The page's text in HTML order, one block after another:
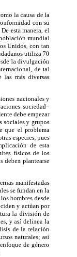
la causa de la
con su
esta manera, el
mundial
Unidos, con tan
utiliza 70
la divulgación
de tal
las más diversas
nacionales y
sociedad–
debe empezar
sociales y grupos
que el problema
especies, pues
de esta
físicos de los
deben plantearse
manifestadas
se fundan en la
hombres desde
y actúan por
la división de
y así delinea la
de la relación
naturales; así
de género